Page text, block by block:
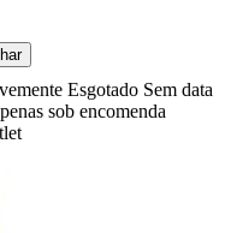
Esgotado Sem data
sob encomenda